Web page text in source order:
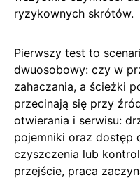
ryzykownych skrótów.
Pierwszy test to
dwuosobowy: czy w
zahaczania, a ścieżki
przecinają się przy
otwierania i serwisu:
pojemniki oraz dostęp
czyszczenia lub
przejście, praca